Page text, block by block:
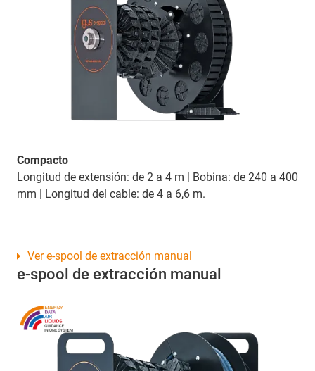
Compacto
Longitud de extensión: de 2 a 4 m | Bobina: de 240 a 400
mm | Longitud del cable: de 4 a 6,6 m.
e-spool de extracción manual
Ver e-spool de extracción manual